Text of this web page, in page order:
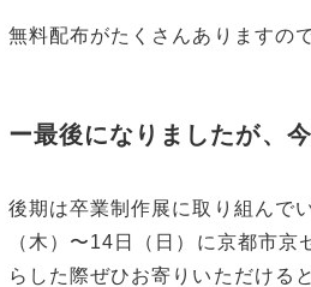
無料配布がたくさんありますの
ー最後になりましたが、
後期は卒業制作展に取り組んで
（木）〜14日（日）に京都市
らした際ぜひお寄りいただける